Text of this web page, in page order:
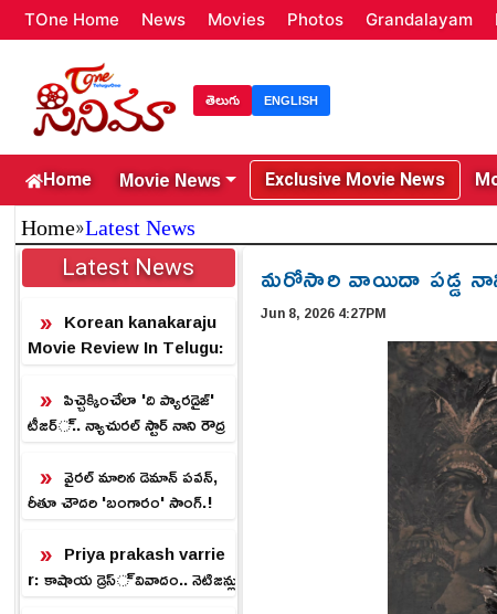
TOne Home News Movies Photos Grandalayam
తెలుగు ENGLISH
Home Movie News Exclusive Movie News
Home»Latest News
Latest News
Korean kanakaraju
Movie Review In Telugu:
పిచ్చెక్కించేలా 'ది ప్యారడైజ్'
టీజర్.. న్యాచురల్ స్టార్ నాని రౌద్ర
వైరల్ మారిన డెమాన్ పవన్,
రీతూ చౌదరి 'బంగారం' సాంగ్.!
Priya prakash varrie
r: కాషాయ డ్రెస్ వివాదం.. నెటిజన్లు
మరోసారి వాయిదా పడ్డ నాని
Jun 8, 2026 4:27PM